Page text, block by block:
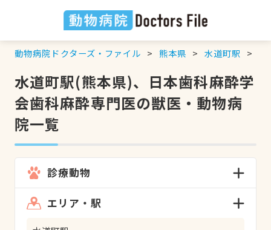
動物病院ドクターズ・ファイル 熊本県 水道町駅
水道町駅(熊本県)、日本歯科麻酔学
会歯科麻酔専門医の獣医・動物病
院一覧
診療動物
エリア・駅